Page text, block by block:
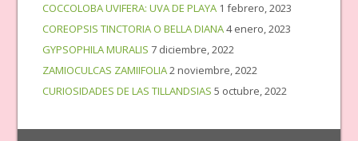
COCCOLOBA UVIFERA: UVA DE PLAYA 1 febrero, 2023
COREOPSIS TINCTORIA O BELLA DIANA4 enero, 2023
GYPSOPHILA MURALIS 7 diciembre, 2022
ZAMIOCULCAS ZAMIIFOLIA2 noviembre, 2022
CURIOSIDADES DE LAS TILLANDSIAS 5 octubre, 2022